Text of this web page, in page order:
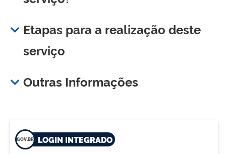
Etapas para a realização deste
serviço
Outras Informações
LOGIN INTEGRADO